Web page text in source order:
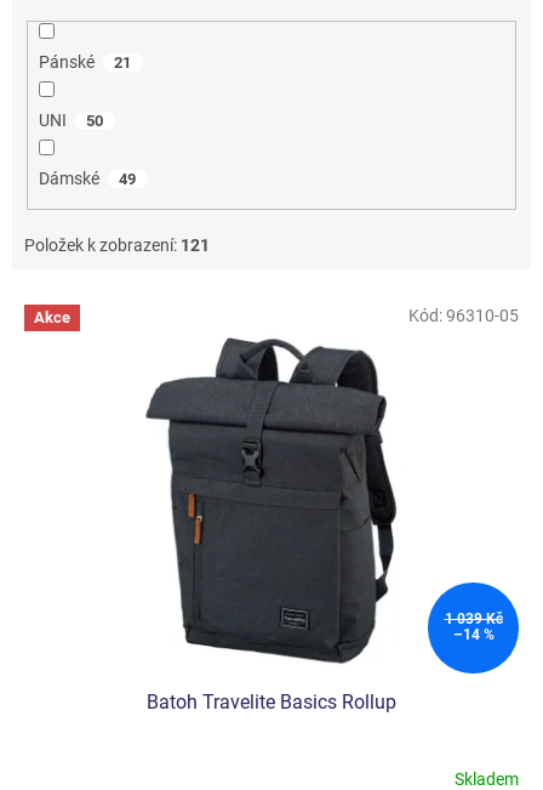
Pánské 21
UNI 50
Dámské 49
Položek k zobrazení: 121
V Akce
1 039 Kč
–14 %
Batoh Travelite Basics Rollup
Skladem
Kód:96310-05